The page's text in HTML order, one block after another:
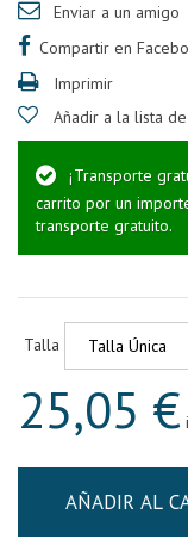
Enviar a un amigo
Compartir en
Imprimir
Añadir a la lista
¡Transporte
carrito por un
transporte gratuito.
Talla
25,05 €
AÑADIR AL